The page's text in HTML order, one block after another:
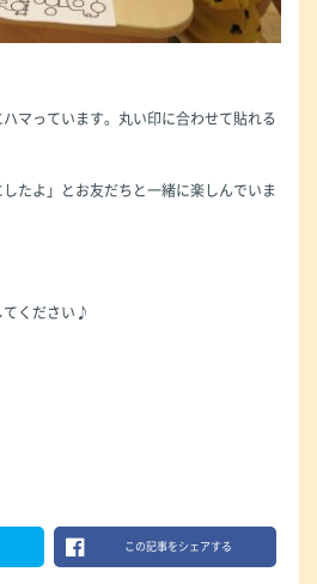
マっています。丸い印に合わせて貼れる
たよ」とお友だちと一緒に楽しんでいま
てください♪
この記事をシェアする